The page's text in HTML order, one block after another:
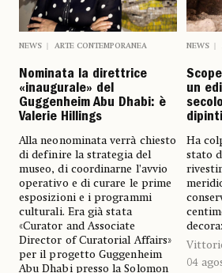
NEWS ARTE CONTEMPORANEA
Nominata la direttrice
«inaugurale» del
Guggenheim Abu Dhabi: è
Valerie Hillings
Alla neonominata verrà chiesto
di definire la strategia del
museo, di coordinarne l’avvio
operativo e di curare le prime
esposizioni e i programmi
culturali. Era già stata
«Curator and Associate
Director of Curatorial Affairs»
per il progetto Guggenheim
Abu Dhabi presso la Solomon
NEWS
un
dipinti
Ha
stato
04